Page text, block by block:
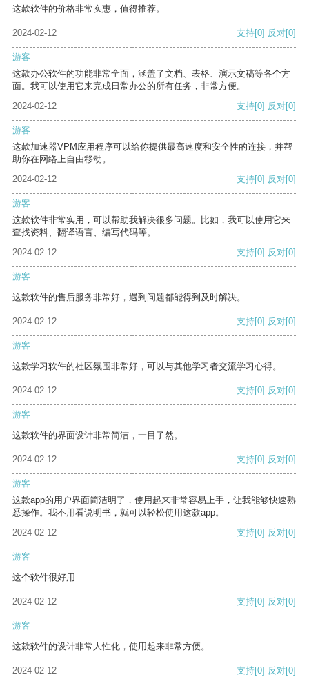
这款软件的价格非常实惠，值得推荐。
2024-02-12 支持[0] 反对[0]
游客
这款办公软件的功能非常全面，涵盖了文档、表格、演示文稿等各个方
面。我可以使用它来完成日常办公的所有任务，非常方便。
2024-02-12
支持[0] 反对[0]
游客
这款加速器VPM应用程序可以给你提供最高速度和安全性的连接，并帮
助你在网络上自由移动。
2024-02-12
支持[0] 反对[0]
游客
这款软件非常实用，可以帮助我解决很多问题。比如，我可以使用它来
查找资料、翻译语言、编写代码等。
2024-02-12
支持[0] 反对[0]
游客
这款软件的售后服务非常好，遇到问题都能得到及时解决。
2024-02-12 支持[0] 反对[0]
游客
这款学习软件的社区氛围非常好，可以与其他学习者交流学习心得。
2024-02-12 支持[0] 反对[0]
游客
这款软件的界面设计非常简洁，一目了然。
2024-02-12 支持[0] 反对[0]
游客
这款app的用户界面简洁明了，使用起来非常容易上手，让我能够快速熟
悉操作。我不用看说明书，就可以轻松使用这款app。
2024-02-12
支持[0] 反对[0]
游客
这个软件很好用
2024-02-12 支持[0] 反对[0]
游客
这款软件的设计非常人性化，使用起来非常方便。
2024-02-12 支持[0] 反对[0]